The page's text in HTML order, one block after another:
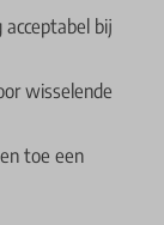
bij
wisselende
toe een